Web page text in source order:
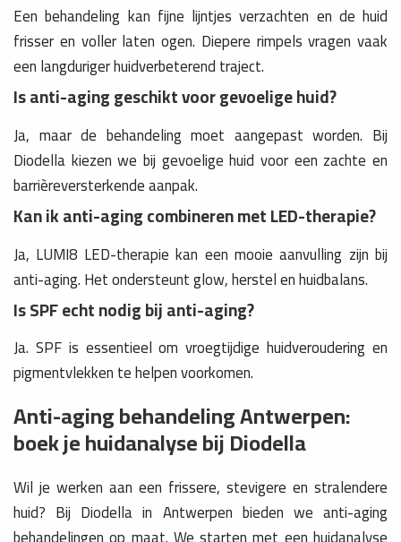
Een behandeling kan fijne lijntjes verzachten en de huid
frisser en voller laten ogen. Diepere rimpels vragen vaak
een langduriger huidverbeterend traject.
Is anti-aging geschikt voor gevoelige huid?
Ja, maar de behandeling moet aangepast worden. Bij
Diodella kiezen we bij gevoelige huid voor een zachte en
barrièreversterkende aanpak.
Kan ik anti-aging combineren met LED-therapie?
Ja, LUMI8 LED-therapie kan een mooie aanvulling zijn bij
anti-aging. Het ondersteunt glow, herstel en huidbalans.
Is SPF echt nodig bij anti-aging?
Ja. SPF is essentieel om vroegtijdige huidveroudering en
pigmentvlekken te helpen voorkomen.
Anti-aging behandeling Antwerpen:
boek je huidanalyse bij Diodella
Wil je werken aan een frissere, stevigere en stralendere
huid? Bij Diodella in Antwerpen bieden we anti-aging